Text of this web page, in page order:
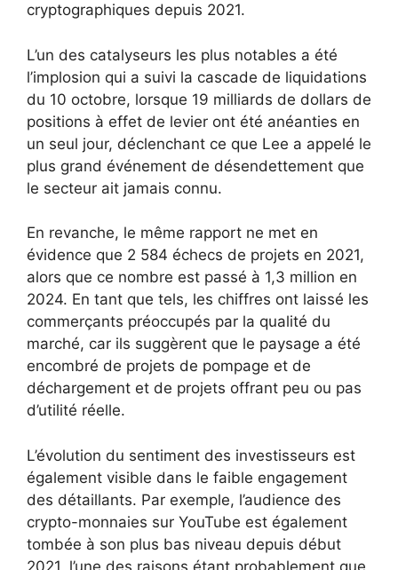
cryptographiques depuis 2021.
L’un des catalyseurs les plus notables a été
l’implosion qui a suivi la cascade de liquidations
du 10 octobre, lorsque 19 milliards de dollars de
positions à effet de levier ont été anéanties en
un seul jour, déclenchant ce que Lee a appelé le
plus grand événement de désendettement que
le secteur ait jamais connu.
En revanche, le même rapport ne met en
évidence que 2 584 échecs de projets en 2021,
alors que ce nombre est passé à 1,3 million en
2024. En tant que tels, les chiffres ont laissé les
commerçants préoccupés par la qualité du
marché, car ils suggèrent que le paysage a été
encombré de projets de pompage et de
déchargement et de projets offrant peu ou pas
d’utilité réelle.
L’évolution du sentiment des investisseurs est
également visible dans le faible engagement
des détaillants. Par exemple, l’audience des
crypto-monnaies sur YouTube est également
tombée à son plus bas niveau depuis début
2021, l’une des raisons étant probablement que